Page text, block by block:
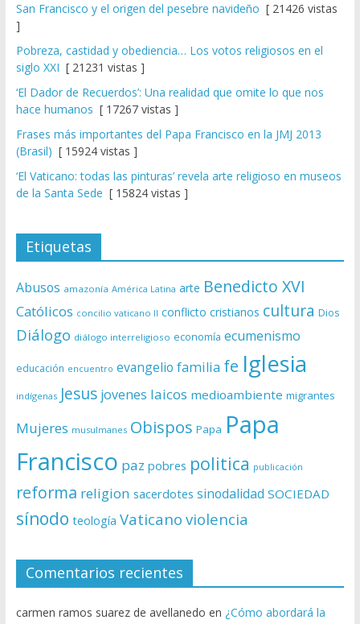
San Francisco y el origen del pesebre navideño [ 21426 vistas
]
Pobreza, castidad y obediencia… Los votos religiosos en el
siglo XXI [ 21231 vistas ]
‘El Dador de Recuerdos’: Una realidad que omite lo que nos
hace humanos [ 17267 vistas ]
Frases más importantes del Papa Francisco en la JMJ 2013
(Brasil) [ 15924 vistas ]
‘El Vaticano: todas las pinturas’ revela arte religioso en museos
de la Santa Sede [ 15824 vistas ]
Etiquetas
Abusos amazonía América Latina arte Benedicto XVI
Católicos concilio vaticano II conflicto cristianos cultura Dios
Diálogo diálogo interreligioso economía ecumenismo
educación encuentro evangelio familia fe Iglesia
indígenas Jesus jovenes laicos medioambiente migrantes
Mujeres musulmanes Obispos Papa Papa
Francisco paz pobres politica publicación
reforma religion sacerdotes sinodalidad SOCIEDAD
sínodo teología Vaticano violencia
Comentarios recientes
carmen ramos suarez de avellanedo en ¿Cómo abordará la